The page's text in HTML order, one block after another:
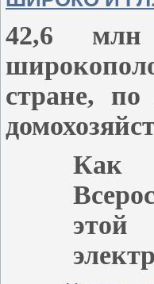
42,6 млн
стране,
Как
этой